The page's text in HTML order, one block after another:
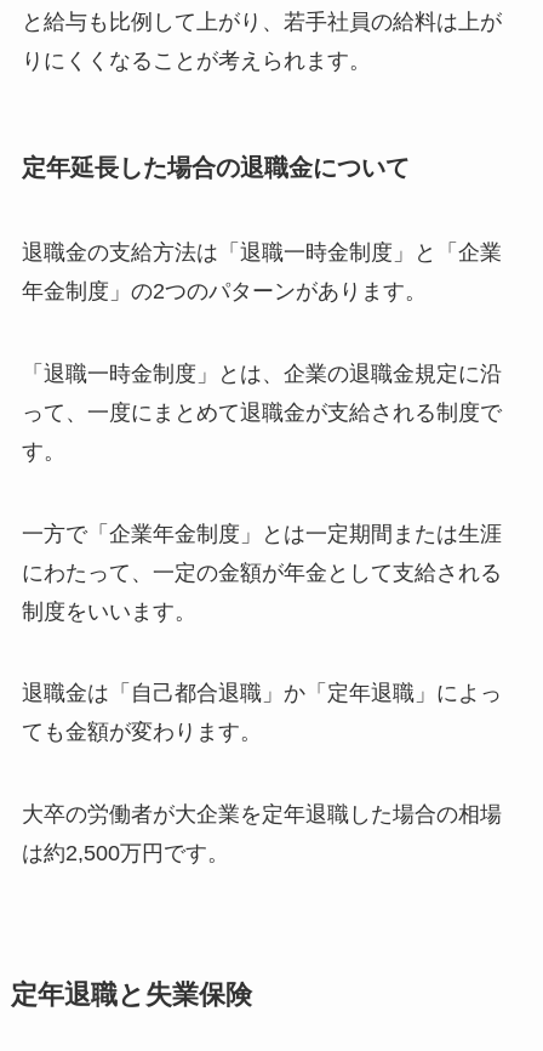
と給与も比例して上がり、若手社員の給料は上が
りにくくなることが考えられます。
定年延長した場合の退職金について
退職金の支給方法は「退職一時金制度」と「企業
年金制度」の2つのパターンがあります。
「退職一時金制度」とは、企業の退職金規定に沿
って、一度にまとめて退職金が支給される制度で
す。
一方で「企業年金制度」とは一定期間または生涯
にわたって、一定の金額が年金として支給される
制度をいいます。
退職金は「自己都合退職」か「定年退職」によっ
ても金額が変わります。
大卒の労働者が大企業を定年退職した場合の相場
は約2,500万円です。
定年退職と失業保険